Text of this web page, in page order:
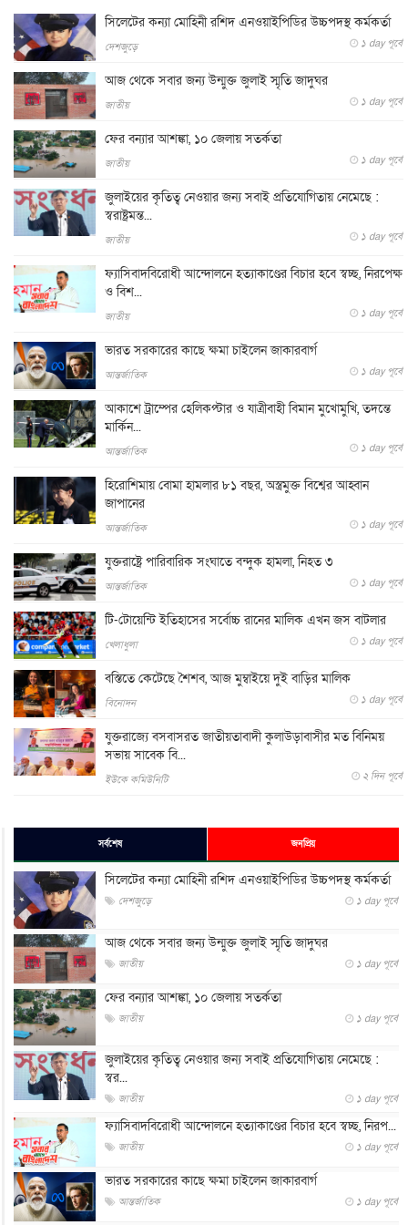
সিলেটের কন্যা মোহিনী রশিদ এনওয়াইপিডির উচ্চপদস্থ কর্মকর্তা
দেশজুড়ে ১ day পূর্বে
আজ থেকে সবার জন্য উন্মুক্ত জুলাই স্মৃতি জাদুঘর
জাতীয় ১ day পূর্বে
ফের বন্যার আশঙ্কা, ১০ জেলায় সতর্কতা
জাতীয় ১ day পূর্বে
জুলাইয়ের কৃতিত্ব নেওয়ার জন্য সবাই প্রতিযোগিতায় নেমেছে :
স্বরাষ্ট্রমন্ত...
জাতীয় ১ day পূর্বে
ফ্যাসিবাদবিরোধী আন্দোলনে হত্যাকাণ্ডের বিচার হবে স্বচ্ছ, নিরপেক্ষ
ও বিশ...
জাতীয় ১ day পূর্বে
ভারত সরকারের কাছে ক্ষমা চাইলেন জাকারবার্গ
আন্তর্জাতিক ১ day পূর্বে
আকাশে ট্রাম্পের হেলিকপ্টার ও যাত্রীবাহী বিমান মুখোমুখি, তদন্তে
মার্কিন...
আন্তর্জাতিক ১ day পূর্বে
হিরোশিমায় বোমা হামলার ৮১ বছর, অস্ত্রমুক্ত বিশ্বের আহ্বান
জাপানের
আন্তর্জাতিক ১ day পূর্বে
যুক্তরাষ্ট্রে পারিবারিক সংঘাতে বন্দুক হামলা, নিহত ৩
আন্তর্জাতিক ১ day পূর্বে
টি-টোয়েন্টি ইতিহাসের সর্বোচ্চ রানের মালিক এখন জস বাটলার
খেলাধুলা ১ day পূর্বে
বস্তিতে কেটেছে শৈশব, আজ মুম্বাইয়ে দুই বাড়ির মালিক
বিনোদন ১ day পূর্বে
যুক্তরাজ্যে বসবাসরত জাতীয়তাবাদী কুলাউড়াবাসীর মত বিনিময়
সভায় সাবেক বি...
ইউকে কমিউনিটি ২ দিন পূর্বে
সর্বশেষ জনপ্রিয়
সিলেটের কন্যা মোহিনী রশিদ এনওয়াইপিডির উচ্চপদস্থ কর্মকর্তা
দেশজুড়ে ১ day পূর্বে
আজ থেকে সবার জন্য উন্মুক্ত জুলাই স্মৃতি জাদুঘর
জাতীয় ১ day পূর্বে
ফের বন্যার আশঙ্কা, ১০ জেলায় সতর্কতা
জাতীয় ১ day পূর্বে
জুলাইয়ের কৃতিত্ব নেওয়ার জন্য সবাই প্রতিযোগিতায় নেমেছে :
স্বর...
জাতীয় ১ day পূর্বে
ফ্যাসিবাদবিরোধী আন্দোলনে হত্যাকাণ্ডের বিচার হবে স্বচ্ছ, নিরপ...
জাতীয় ১ day পূর্বে
ভারত সরকারের কাছে ক্ষমা চাইলেন জাকারবার্গ
আন্তর্জাতিক ১ day পূর্বে